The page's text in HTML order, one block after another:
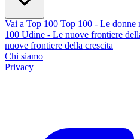
Vai a Top 100 Top 100 - Le donne
100 Udine - Le nuove frontiere
nuove frontiere della crescita
Chi siamo
Privacy